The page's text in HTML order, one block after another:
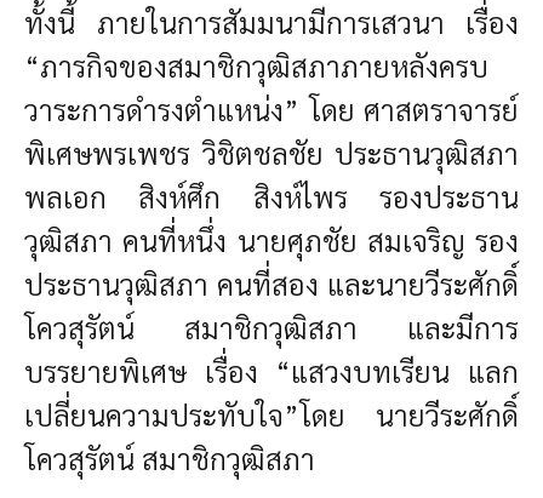
ทั้งนี้ ภายในการสัมมนามีการเสวนา เรื่อง
“ภารกิจของสมาชิกวุฒิสภาภายหลังครบ
วาระการดำรงตำแหน่ง” โดย ศาสตราจารย์
พิเศษพรเพชร วิชิตชลชัย ประธานวุฒิสภา
พลเอก สิงห์ศึก สิงห์ไพร รองประธาน
วุฒิสภา คนที่หนึ่ง นายศุภชัย สมเจริญ รอง
ประธานวุฒิสภา คนที่สอง และนายวีระศักดิ์
โควสุรัตน์ สมาชิกวุฒิสภา และมีการ
บรรยายพิเศษ เรื่อง “แสวงบทเรียน แลก
เปลี่ยนความประทับใจ”โดย นายวีระศักดิ์
โควสุรัตน์ สมาชิกวุฒิสภา